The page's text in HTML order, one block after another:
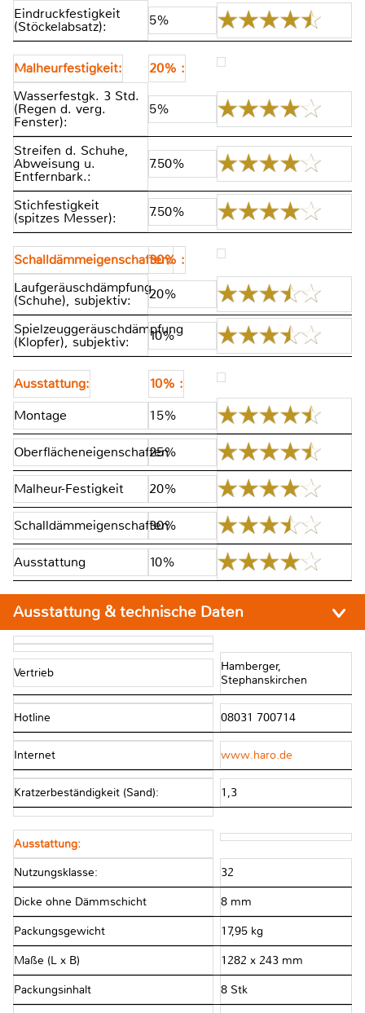
Eindruckfestigkeit
(Stöckelabsatz): 5%
Malheurfestigkeit:
20% :
Wasserfestgk. 3 Std.
(Regen d. verg.
Fenster):
5%
Streifen d. Schuhe,
Abweisung u.
Entfernbark.:
7.50%
Stichfestigkeit
(spitzes Messer): 7.50%
Schalldämmeigenschaften:
30% :
Laufgeräuschdämpfung
(Schuhe), subjektiv: 20%
Spielzeuggeräuschdämpfung
(Klopfer), subjektiv: 10%
Ausstattung:
10% :
Montage
15%
Oberflächeneigenschaften
25%
Malheur-Festigkeit 20%
Schalldämmeigenschaften
30%
Ausstattung 10%
Ausstattung & technische Daten
Vertrieb
Hamberger,
Stephanskirchen
Hotline 08031 700714
Internet www.haro.de
Kratzerbeständigkeit (Sand): 1,3
Ausstattung:
Nutzungsklasse: 32
Dicke ohne Dämmschicht 8 mm
Packungsgewicht 17,95 kg
Maße (L x B) 1282 x 243 mm
Packungsinhalt 8 Stk